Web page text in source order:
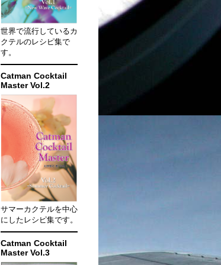
世界で流行しているカ
クテルのレシピ集で
す。
Catman Cocktail
Master Vol.2
サマーカクテルを中心
にしたレシピ集です。
Catman Cocktail
Master Vol.3